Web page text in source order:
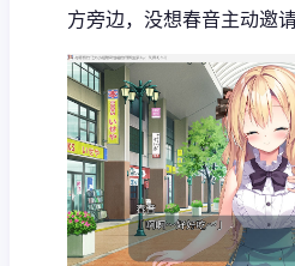
方旁边，没想春音主动邀请